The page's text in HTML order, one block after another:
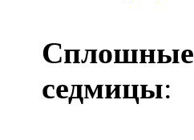
Сплошные
седмицы: